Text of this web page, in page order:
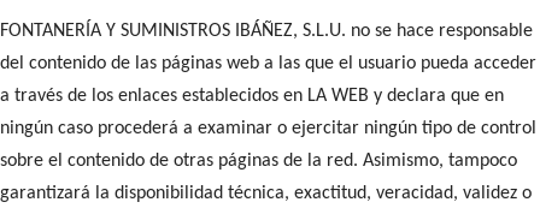
FONTANERÍA Y SUMINISTROS IBÁÑEZ, S.L.U. no se hace responsable
del contenido de las páginas web a las que el usuario pueda acceder
a través de los enlaces establecidos en LA WEB y declara que en
ningún caso procederá a examinar o ejercitar ningún tipo de control
sobre el contenido de otras páginas de la red. Asimismo, tampoco
garantizará la disponibilidad técnica, exactitud, veracidad, validez o